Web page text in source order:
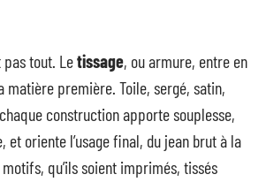
tout. Letissage, ou armure, entre en
matière première. Toile, sergé, satin,
construction apporte souplesse,
et oriente l’usage final, du jean brut à la
qu’ils soient imprimés, tissés